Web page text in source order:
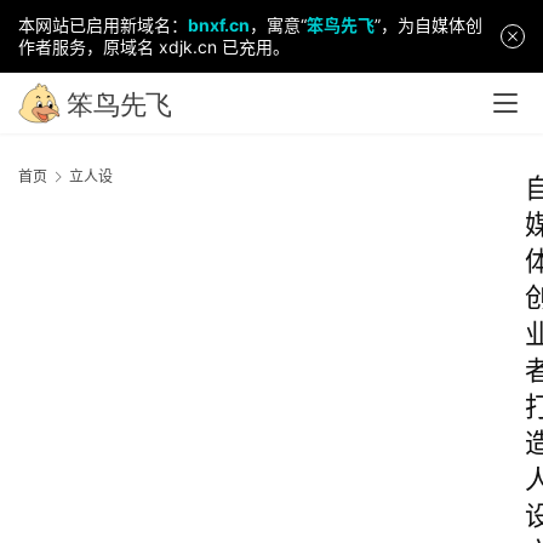
本网站已启用新域名： bnxf.cn，寓意“笨鸟先飞”，为自媒体创
作者服务，原域名 xdjk.cn 已充用。
首页 立人设